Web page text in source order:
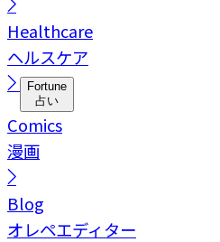
Healthcare
ヘルスケア
Fortune
占い
Comics
漫画
Blog
オレペエディター